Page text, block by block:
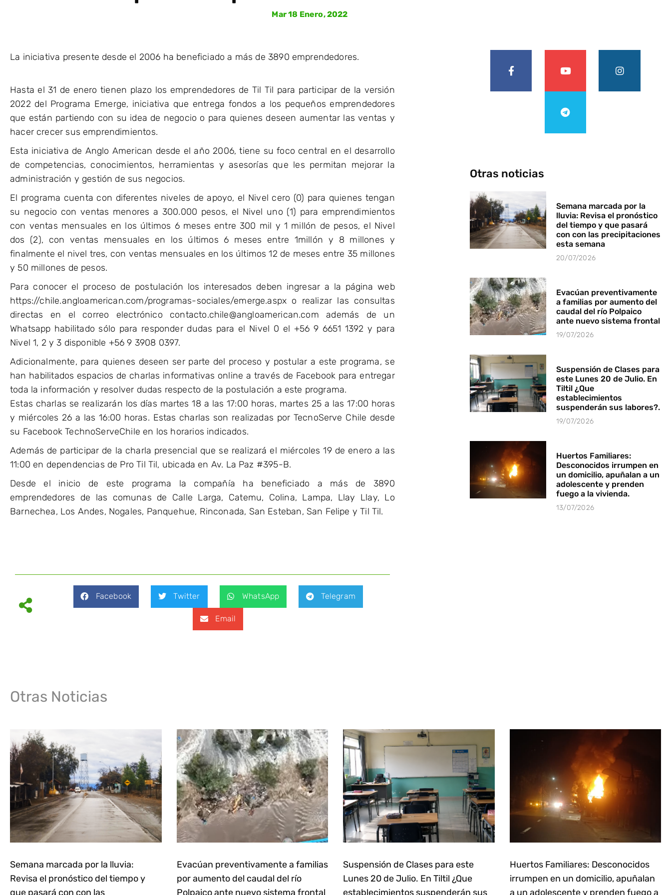
Mar 18 Enero, 2022
La iniciativa presente desde el 2006 ha beneficiado a más de 3890 emprendedores.
Hasta el 31 de enero tienen plazo los emprendedores de Til Til para participar de la versión
2022 del Programa Emerge, iniciativa que entrega fondos a los pequeños emprendedores
que están partiendo con su idea de negocio o para quienes deseen aumentar las ventas y
hacer crecer sus emprendimientos.
Esta iniciativa de Anglo American desde el año 2006, tiene su foco central en el desarrollo
de competencias, conocimientos, herramientas y asesorías que les permitan mejorar la
administración y gestión de sus negocios.
El programa cuenta con diferentes niveles de apoyo, el Nivel cero (0) para quienes tengan
su negocio con ventas menores a 300.000 pesos, el Nivel uno (1) para emprendimientos
con ventas mensuales en los últimos 6 meses entre 300 mil y 1 millón de pesos, el Nivel
dos (2), con ventas mensuales en los últimos 6 meses entre 1millón y 8 millones y
finalmente el nivel tres, con ventas mensuales en los últimos 12 de meses entre 35 millones
y 50 millones de pesos.
Para conocer el proceso de postulación los interesados deben ingresar a la página web
https://chile.angloamerican.com/programas-sociales/emerge.aspx o realizar las consultas
directas en el correo electrónico contacto.chile@angloamerican.com además de un
Whatsapp habilitado sólo para responder dudas para el Nivel 0 el +56 9 6651 1392 y para
Nivel 1, 2 y 3 disponible +56 9 3908 0397.
Adicionalmente, para quienes deseen ser parte del proceso y postular a este programa, se
han habilitados espacios de charlas informativas online a través de Facebook para entregar
toda la información y resolver dudas respecto de la postulación a este programa.
Estas charlas se realizarán los días martes 18 a las 17:00 horas, martes 25 a las 17:00 horas
y miércoles 26 a las 16:00 horas. Estas charlas son realizadas por TecnoServe Chile desde
su Facebook TechnoServeChile en los horarios indicados.
Además de participar de la charla presencial que se realizará el miércoles 19 de enero a las
11:00 en dependencias de Pro Til Til, ubicada en Av. La Paz #395-B.
Desde el inicio de este programa la compañía ha beneficiado a más de 3890
emprendedores de las comunas de Calle Larga, Catemu, Colina, Lampa, Llay Llay, Lo
Barnechea, Los Andes, Nogales, Panquehue, Rinconada, San Esteban, San Felipe y Til Til.
Facebook Twitter WhatsApp Telegram
Email
Otras noticias
Semana marcada por la
lluvia: Revisa el pronóstico
del tiempo y que pasará
con con las precipitaciones
esta semana
20/07/2026
Evacúan preventivamente
a familias por aumento del
caudal del río Polpaico
ante nuevo sistema frontal
19/07/2026
Suspensión de Clases para
este Lunes 20 de Julio. En
Tiltil ¿Que
establecimientos
suspenderán sus labores?.
19/07/2026
Huertos Familiares:
Desconocidos irrumpen en
un domicilio, apuñalan a un
adolescente y prenden
fuego a la vivienda.
13/07/2026
Otras Noticias
Semana marcada por la lluvia:
Revisa el pronóstico del tiempo y
que pasará con con las
Evacúan preventivamente a familias
por aumento del caudal del río
Polpaico ante nuevo sistema frontal
Suspensión de Clases para este
Lunes 20 de Julio. En Tiltil ¿Que
establecimientos suspenderán sus
Huertos Familiares: Desconocidos
irrumpen en un domicilio, apuñalan
a un adolescente y prenden fuego a